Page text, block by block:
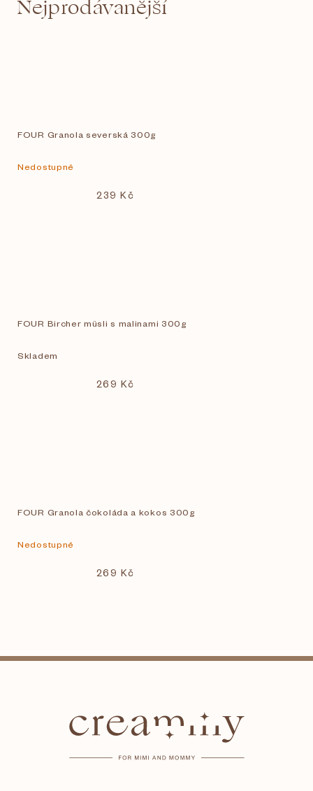
Nejprodávanější
FOUR Granola severská 300g
Nedostupné
239 Kč
FOUR Bircher müsli s malinami 300g
Skladem
269 Kč
FOUR Granola čokoláda a kokos 300g
Nedostupné
269 Kč